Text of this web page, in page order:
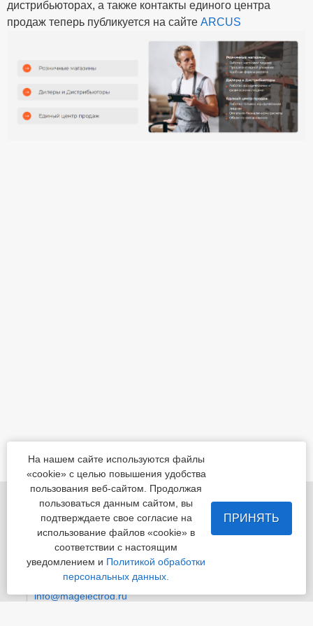
дистрибьюторах, а также контакты единого центра
продаж теперь публикуется на сайте ARCUS
455022, Челябинская обл., Магнитогорск, шоссе
Белорецкое, д.5
пн - пт с 8:00 до 17:00 сб-вс-вых.
Приемная +7 (3519) 24-07-29
info@magelectrod.ru
На нашем сайте используются файлы
«cookie» с целью повышения удобства
пользования веб-сайтом. Продолжая
пользоваться данным сайтом, вы
подтверждаете свое согласие на
использование файлов «cookie» в
соответствии с настоящим
уведомлением и Политикой обработки
персональных данных.
ПРИНЯТЬ